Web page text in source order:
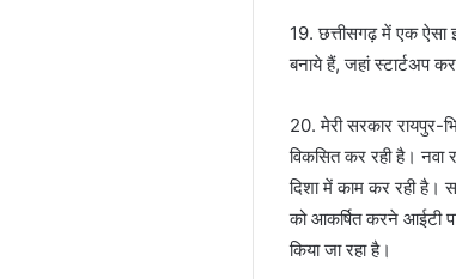
19. छत्तीसगढ़ में एक ऐसा
बनाये हैं, जहां स्टार्टअप
20. मेरी सरकार रायपुर-
विकसित कर रही है।
दिशा में काम कर रही है।
को आकर्षित करने आईटी
किया जा रहा है।